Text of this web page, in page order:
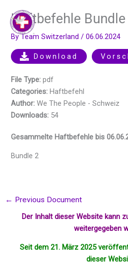
content
Haftbefehle Bundle
ByTeam Switzerland/06.06.2024
Gesammelte Haftbefehle bis
Bundle 2
Download
File Type:pdf
Categories:Haftbefehl
Author:We The People - Schweiz
Downloads: 54
← Previous Document
Der Inhalt dieser Website kann
weitergegeben
Seit dem 21. März 2025
dieser